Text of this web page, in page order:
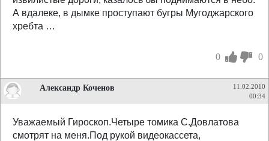
А вдалеке, в дымке проступают бугры Мугоджарского
хребта …
0 0
Александр Коченов
11.02.2010
00:34
Уважаемый Гироскоп.Четыре томика С.Довлатова
смотрят на меня.Под рукой видеокассета,